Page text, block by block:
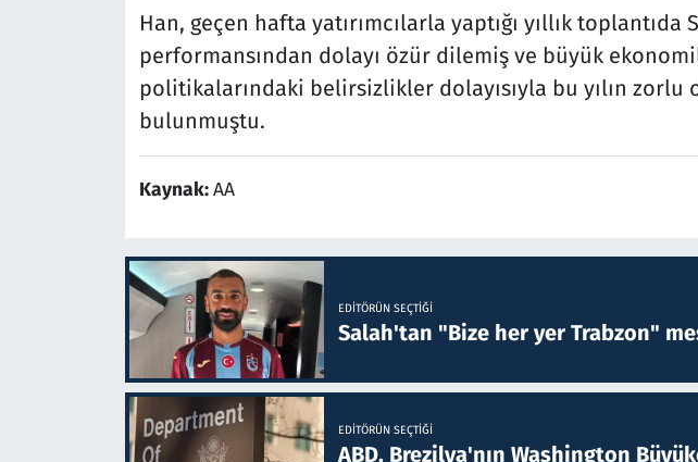
Han, geçen hafta yatırımcılarla yaptığı yıllık
performansından dolayı özür dilemiş ve büyük
politikalarındaki belirsizlikler dolayısıyla bu yılın zorlu
bulunmuştu.
Kaynak:AA
EDITÖRÜN SEÇTIĞI
Salah'tan "Bize her yer Trabzon"
EDITÖRÜN SEÇTIĞI
ABD, Brezilya'nın Washington